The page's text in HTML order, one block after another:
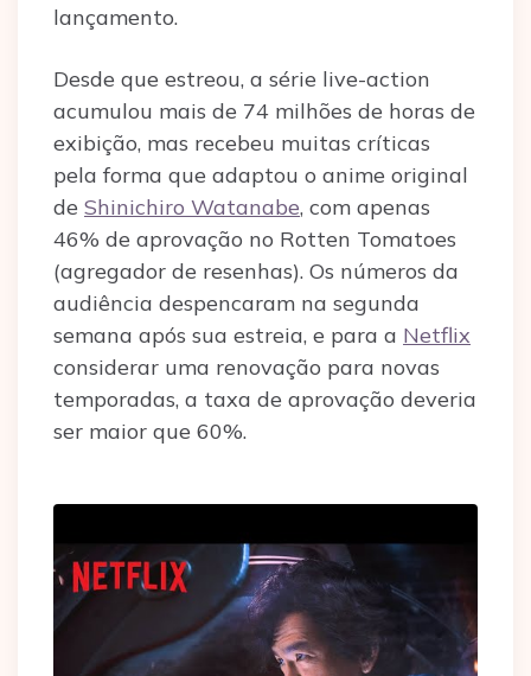
lançamento.
Desde que estreou, a série live-action
acumulou mais de 74 milhões de horas de
exibição, mas recebeu muitas críticas
pela forma que adaptou o anime original
de Shinichiro Watanabe, com apenas
46% de aprovação no Rotten Tomatoes
(agregador de resenhas). Os números da
audiência despencaram na segunda
semana após sua estreia, e para a Netflix
considerar uma renovação para novas
temporadas, a taxa de aprovação deveria
ser maior que 60%.